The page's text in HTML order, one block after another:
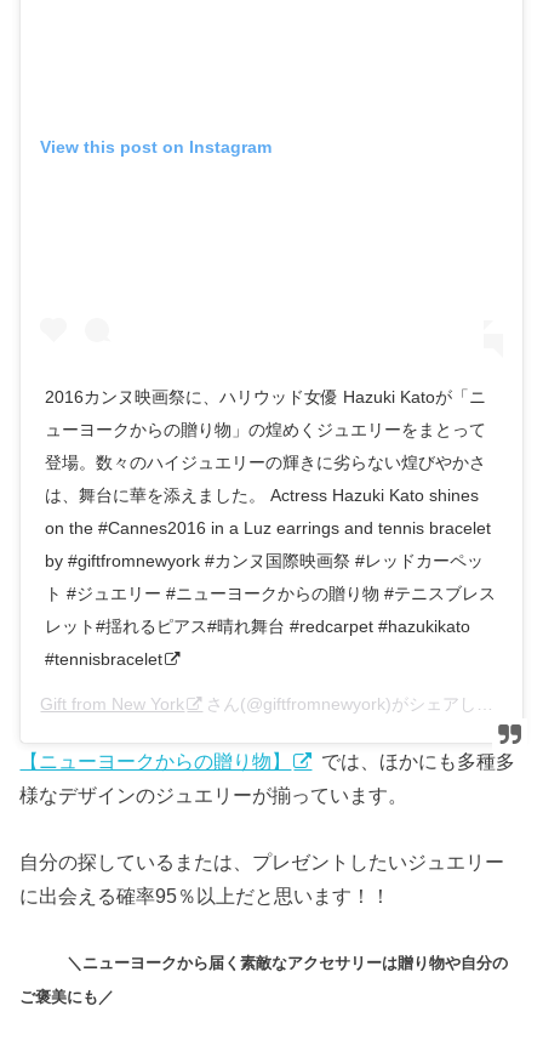
View this post on Instagram
2016カンヌ映画祭に、ハリウッド女優 Hazuki Katoが「ニ
ューヨークからの贈り物」の煌めくジュエリーをまとって
登場。数々のハイジュエリーの輝きに劣らない煌びやかさ
は、舞台に華を添えました。 Actress Hazuki Kato shines
on the #Cannes2016 in a Luz earrings and tennis bracelet
by #giftfromnewyork #カンヌ国際映画祭 #レッドカーペッ
ト #ジュエリー #ニューヨークからの贈り物 #テニスブレス
レット#揺れるピアス#晴れ舞台 #redcarpet #hazukikato
#tennisbracelet
Gift from New York さん(@giftfromnewyork)がシェアした投稿 –
【ニューヨークからの贈り物】
では、ほかにも多種多
様なデザインのジュエリーが揃っています。
自分の探しているまたは、プレゼントしたいジュエリー
に出会える確率95％以上だと思います！！
＼ニューヨークから届く素敵なアクセサリーは贈り物や自分の
ご褒美にも／